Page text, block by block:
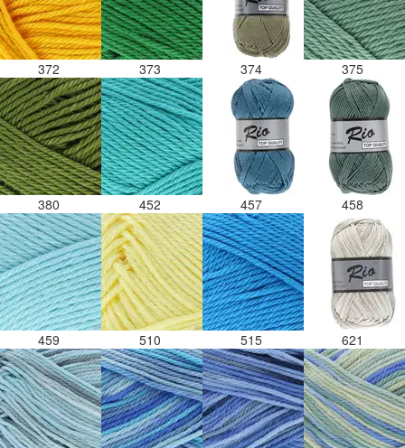
372 373 374 375
380 452 457 458
459 510 515 621